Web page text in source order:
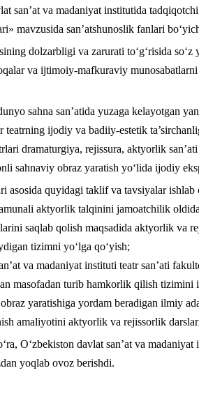
san’at va madaniyat institutida
mavzusida san’atshunoslik fanlari
dolzarbligi va zarurati to‘g‘risida
va ijtimoiy-mafkuraviy
sahna san’atida yuzaga kelayotgan
teatrning ijodiy va badiiy-estetik
dramaturgiya, rejissura, aktyorlik
sahnaviy obraz yaratish yo‘lida ijodiy
asosida quyidagi taklif va tavsiyalar
aktyorlik talqinini jamoatchilik
saqlab qolish maqsadida aktyorlik va
tizimni yo‘lga qo‘yish;
va madaniyat instituti teatr san’ati
masofadan turib hamkorlik qilish tizimini
yaratishiga yordam beradigan ilmiy
amaliyotini aktyorlik va rejissorlik
O‘zbekiston davlat san’at va
yoqlab ovoz berishdi.